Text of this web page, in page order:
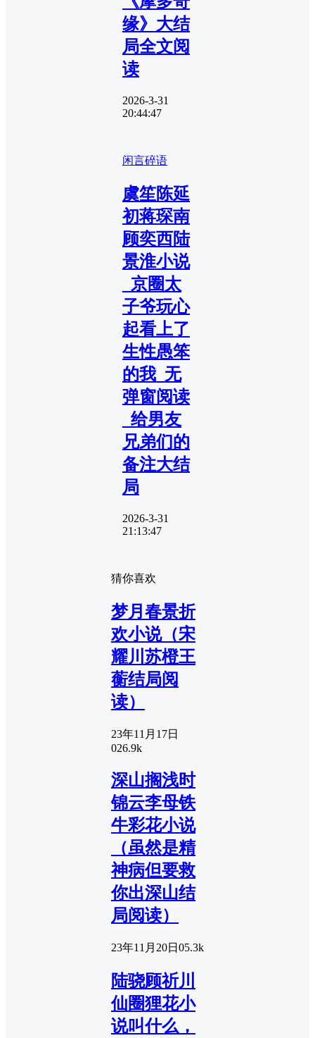
缘》大结
局全文阅
读
2026-3-31
20:44:47
闲言碎语
虞笙陈延
初蒋琛南
顾奕西陆
景淮小说
_京圈太
子爷玩心
起看上了
生性愚笨
的我_无
弹窗阅读
_给男友
兄弟们的
备注大结
局
2026-3-31
21:13:47
猜你喜欢
梦月春景折
欢小说（宋
耀川苏橙王
蘅结局阅
读）
23年11月17日
026.9k
深山搁浅时
锦云李母铁
牛彩花小说
（虽然是精
神病但要救
你出深山结
局阅读）
23年11月20日 05.3k
陆骁顾祈川
仙圈狸花小
说叫什么，